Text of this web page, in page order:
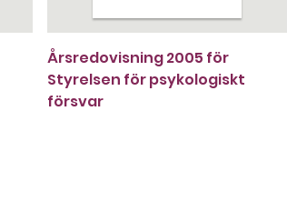
Årsredovisning 2005 för
Styrelsen för psykologiskt
försvar